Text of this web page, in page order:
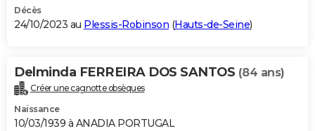
Décès
24/10/2023 au Plessis-Robinson (Hauts-de-Seine)
Delminda FERREIRA DOS SANTOS (84 ans)
Créer une cagnotte obsèques
Naissance
10/03/1939 à ANADIA PORTUGAL